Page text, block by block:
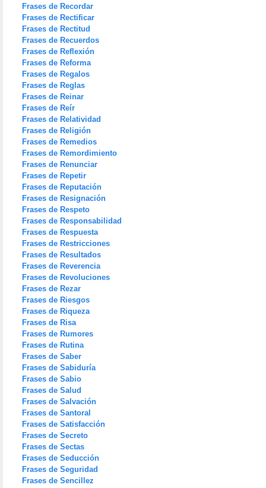
Frases de Recordar
Frases de Rectificar
Frases de Rectitud
Frases de Recuerdos
Frases de Reflexión
Frases de Reforma
Frases de Regalos
Frases de Reglas
Frases de Reinar
Frases de Reír
Frases de Relatividad
Frases de Religión
Frases de Remedios
Frases de Remordimiento
Frases de Renunciar
Frases de Repetir
Frases de Reputación
Frases de Resignación
Frases de Respeto
Frases de Responsabilidad
Frases de Respuesta
Frases de Restricciones
Frases de Resultados
Frases de Reverencia
Frases de Revoluciones
Frases de Rezar
Frases de Riesgos
Frases de Riqueza
Frases de Risa
Frases de Rumores
Frases de Rutina
Frases de Saber
Frases de Sabiduría
Frases de Sabio
Frases de Salud
Frases de Salvación
Frases de Santoral
Frases de Satisfacción
Frases de Secreto
Frases de Sectas
Frases de Seducción
Frases de Seguridad
Frases de Sencillez